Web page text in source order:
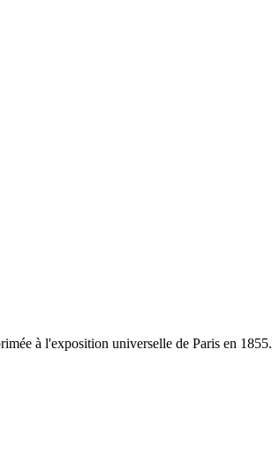
à l'exposition universelle de Paris en 1855.